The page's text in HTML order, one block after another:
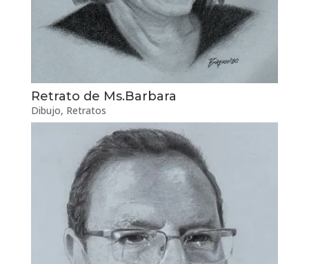
Retrato de Ms.Barbara
Dibujo, Retratos